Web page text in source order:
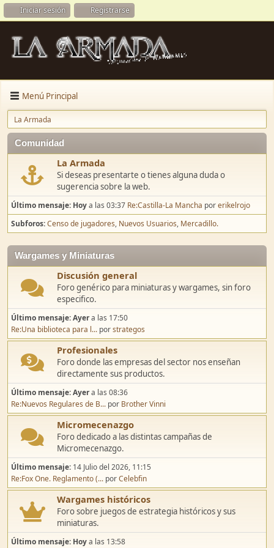
Iniciar sesión Registrarse
Menú Principal
La Armada
Comunidad
La Armada
Si deseas presentarte o tienes alguna duda o
sugerencia sobre la web.
Último mensaje: Hoya las 03:37 Re:Castilla-La Mancha porerikelrojo
Subforos Censo de jugadores Nuevos Usuarios Mercadillo.
Wargames y Miniaturas
Discusión general
Foro genérico para miniaturas y wargames, sin foro
especifico.
Último mensaje:Ayera las 17:50
Re:Una biblioteca para l... porstrategos
Profesionales
Foro donde las empresas del sector nos enseñan
directamente sus productos.
Último mensaje:Ayera las 08:36
Re:Nuevos Regulares de B... por Brother Vinni
Micromecenazgo
Foro dedicado a las distintas campañas de
Micromecenazgo.
Último mensaje: 14 Julio del 2026, 11:15
Re:Fox One. Reglamento (... porCelebfin
Wargames históricos
Foro sobre juegos de estrategia históricos y sus
miniaturas.
Último mensaje: Hoya las 13:58